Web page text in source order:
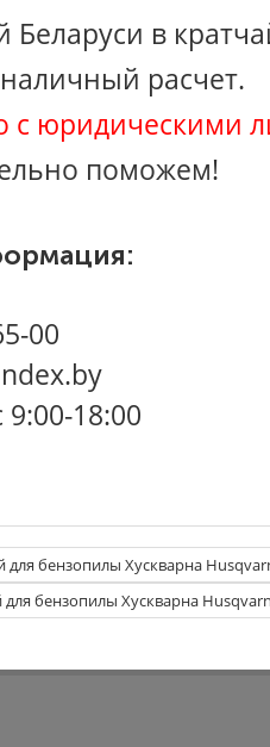
Беларуси в
расчет.
с юридическими
поможем!
00
9:00-18:00
бензопилы Хускварна
бензопилы Хускварна